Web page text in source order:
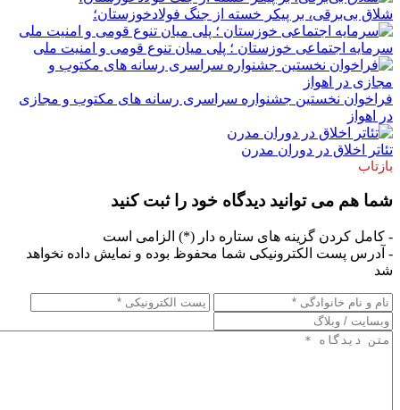
شلاق‌ بی‌برقی، بر پیکر خسته‌ از جنگ فولادخوزستان؛
سرمایه اجتماعی خوزستان ؛ پلی میان تنوع قومی و امنیت ملی
فراخوان نخستین جشنواره سراسری رسانه های مکتوب و مجازی
در اهواز
تئاتر اخلاق در دوران مدرن
بازتاب
شما هم می توانید دیدگاه خود را ثبت کنید
- کامل کردن گزینه های ستاره دار (*) الزامی است
- آدرس پست الکترونیکی شما محفوظ بوده و نمایش داده نخواهد
شد